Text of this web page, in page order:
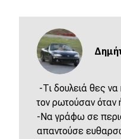
-Τι δουλειά θες
τον ρωτούσαν όταν
-Να γράφω σε
απαντούσε